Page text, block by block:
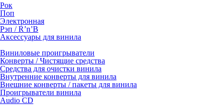
Рок
Поп
Электронная
Рэп / R’n’B
Аксессуары для винила
Виниловые проигрыватели
Конверты / Чистящие средства
Средства для очистки винила
Внутренние конверты для винила
Внешние конверты / пакеты для винила
Проигрыватели винила
Audio CD